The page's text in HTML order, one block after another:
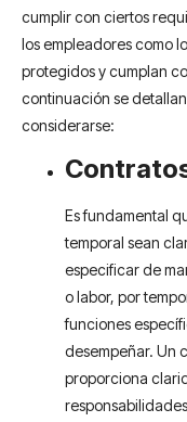
cumplir con ciertos
los empleadores como
protegidos y cumplan
continuación se
considerarse:
Es fundamental
temporal sean
especificar de
o labor, por
funciones
desempeñar. Un
proporciona